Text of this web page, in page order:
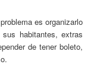
es organizarlo
habitantes, extras
de tener boleto,